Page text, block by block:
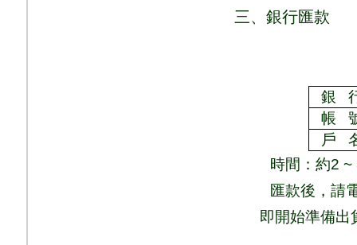
三、銀行匯款
銀
帳
戶
時間： 約2 ~
匯款後，請
即開始準備出